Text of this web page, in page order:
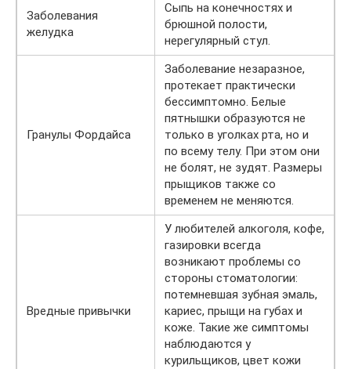
Заболевания
желудка
Сыпь на конечностях и
брюшной полости,
нерегулярный стул.
Гранулы Фордайса
Заболевание незаразное,
протекает практически
бессимптомно. Белые
пятнышки образуются не
только в уголках рта, но и
по всему телу. При этом они
не болят, не зудят. Размеры
прыщиков также со
временем не меняются.
Вредные привычки
У любителей алкоголя, кофе,
газировки всегда
возникают проблемы со
стороны стоматологии:
потемневшая зубная эмаль,
кариес, прыщи на губах и
коже. Такие же симптомы
наблюдаются у
курильщиков, цвет кожи